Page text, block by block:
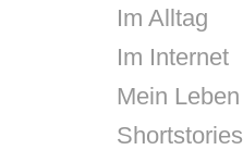
Im Alltag
Im Internet
Mein
Shortstories